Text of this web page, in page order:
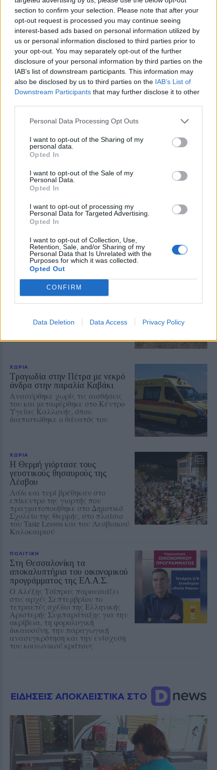
section to confirm your selection. Please note that after your
opt-out request is processed you may continue seeing
interest-based ads based on personal information utilized by
us or personal information disclosed to third parties prior to
your opt-out. You may separately opt-out of the further
disclosure of your personal information by third parties on the
IAB’s list of downstream participants. This information may
also be disclosed by us to third parties on the IAB’s List of
Downstream Participants that may further disclose it to other
Personal Data Processing Opt Outs
I want to opt-out of the Sharing of my
personal data.
Opted In
I want to opt-out of the Sale of my
Personal Data.
Opted In
I want to opt-out of processing my
Personal Data for Targeted Advertising.
Opted In
I want to opt-out of Collection, Use,
Retention, Sale, and/or Sharing of my
Personal Data that Is Unrelated with the
Purposes for which it was collected.
Opted Out
CONFIRM
Data Deletion Data Access Privacy Policy
ΧΩΡΙΑ
Το Ίππειος μοσχοβολά σύκο από
νωρίς φέτος
Η συγκομιδή ξεκίνησε νωρίτερα,
τα δέντρα είναι φορτωμένα και η
πλούσια παραγωγή αναδεικνύει
ξανά ένα προϊόν δεμένο με την
ιστορία, την οικονομία και τις
γεύσεις του χωριού
Ένας από τους αγαπημένους
φύσης και για όσους θέλουν να
γνωρίσουν το νησί από
περιπατητικές διαδρομές
της ιστορίας του Πολιχνίτου
Θλίψη για την απώλεια του
Ελευθέριου Συκά, του ανθρώπου
που συνέδεσε το όνομά του με τα
αναψυκτικά ΚΡΥΣΤΑΛ, την
ευγένεια και τη γενναιοδωρία
ΧΩΡΙΑ
Φωτιά σε ξερά χόρτα έφερε
σύλληψη στη Λέσβο
ύψους 1.804,68 ευρώ
ΧΩΡΙΑ
Τραγωδία στην Πέτρα με νεκρό
άνδρα στην παραλία Καβάκι
Ανασύρθηκε χωρίς τις αισθήσεις
του και μεταφέρθηκε στο Κέντρο
Υγείας Καλλονής, όπου
διαπιστώθηκε ο θάνατός του
ΧΩΡΙΑ
Η Θερμή γιόρτασε τους
γευστικούς θησαυρούς της
Λέσβου
Λάδι και τυρί βρέθηκαν στο
επίκεντρο της γιορτής που
πραγματοποιήθηκε στο Δημοτικό
Σχολείο της Θερμής, στο πλαίσιο
του Taste Lesvos και του Λεσβιακού
Καλοκαιριού
ΠΟΛΙΤΙΚΗ
Στη Θεσσαλονίκη τα
αποκαλυπτήρια του οικονομικού
προγράμματος της ΕΛ.Α.Σ.
Ο Αλέξης Τσίπρας παρουσιάζει
στις αρχές Σεπτεμβρίου το
τετραετές σχέδιο της Ελληνικής
Αριστερής Συμπαράταξης για την
ακρίβεια, τη φορολογική
δικαιοσύνη, την παραγωγική
ανασυγκρότηση και την ενίσχυση
του κοινωνικού κράτους
ΕΙΔΗΣΕΙΣ ΑΠΟΚΛΕΙΣΤΙΚΑ ΣΤΟ